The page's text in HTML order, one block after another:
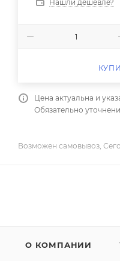
Нашли дешевле?
Цена актуальна и
Обязательно
Возможен самовывоз,
О КОМПАНИИ